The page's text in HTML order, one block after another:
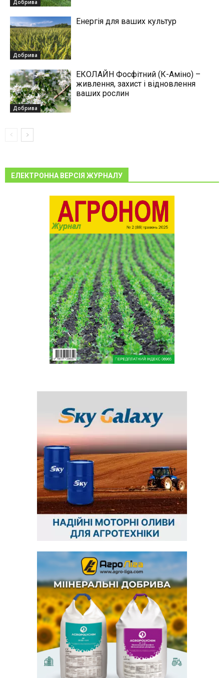
Добрива
Добрива
Енергія для ваших культур
Добрива
ЕКОЛАЙН Фосфітний (К-Аміно) –
живлення, захист і відновлення
ваших рослин
ЕЛЕКТРОННА ВЕРСІЯ ЖУРНАЛУ